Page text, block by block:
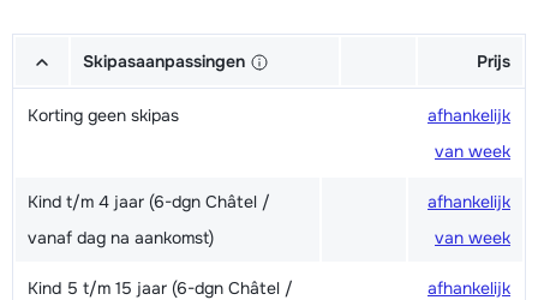
Skipasaanpassingen Prijs
Korting geen skipas
afhankelijk
van week
Kind t/m 4 jaar (6-dgn Châtel /
vanaf dag na aankomst)
afhankelijk
van week
Kind 5 t/m 15 jaar (6-dgn Châtel /
afhankelijk